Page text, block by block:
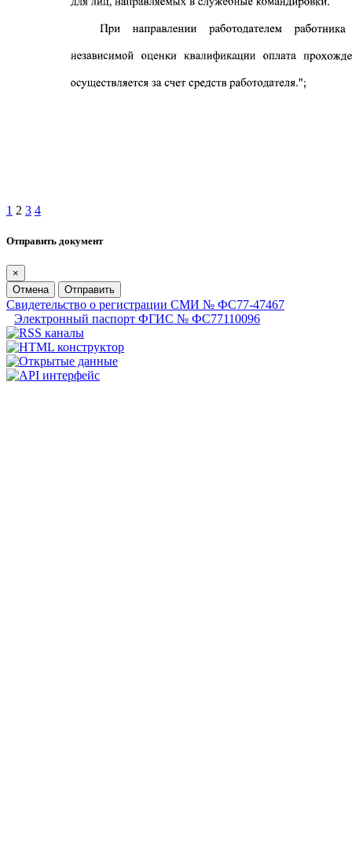
1 2 3 4
Отправить документ
×
Отмена
Отправить
Свидетельство о регистрации СМИ № ФС77-47467
Электронный паспорт ФГИС № ФС77110096